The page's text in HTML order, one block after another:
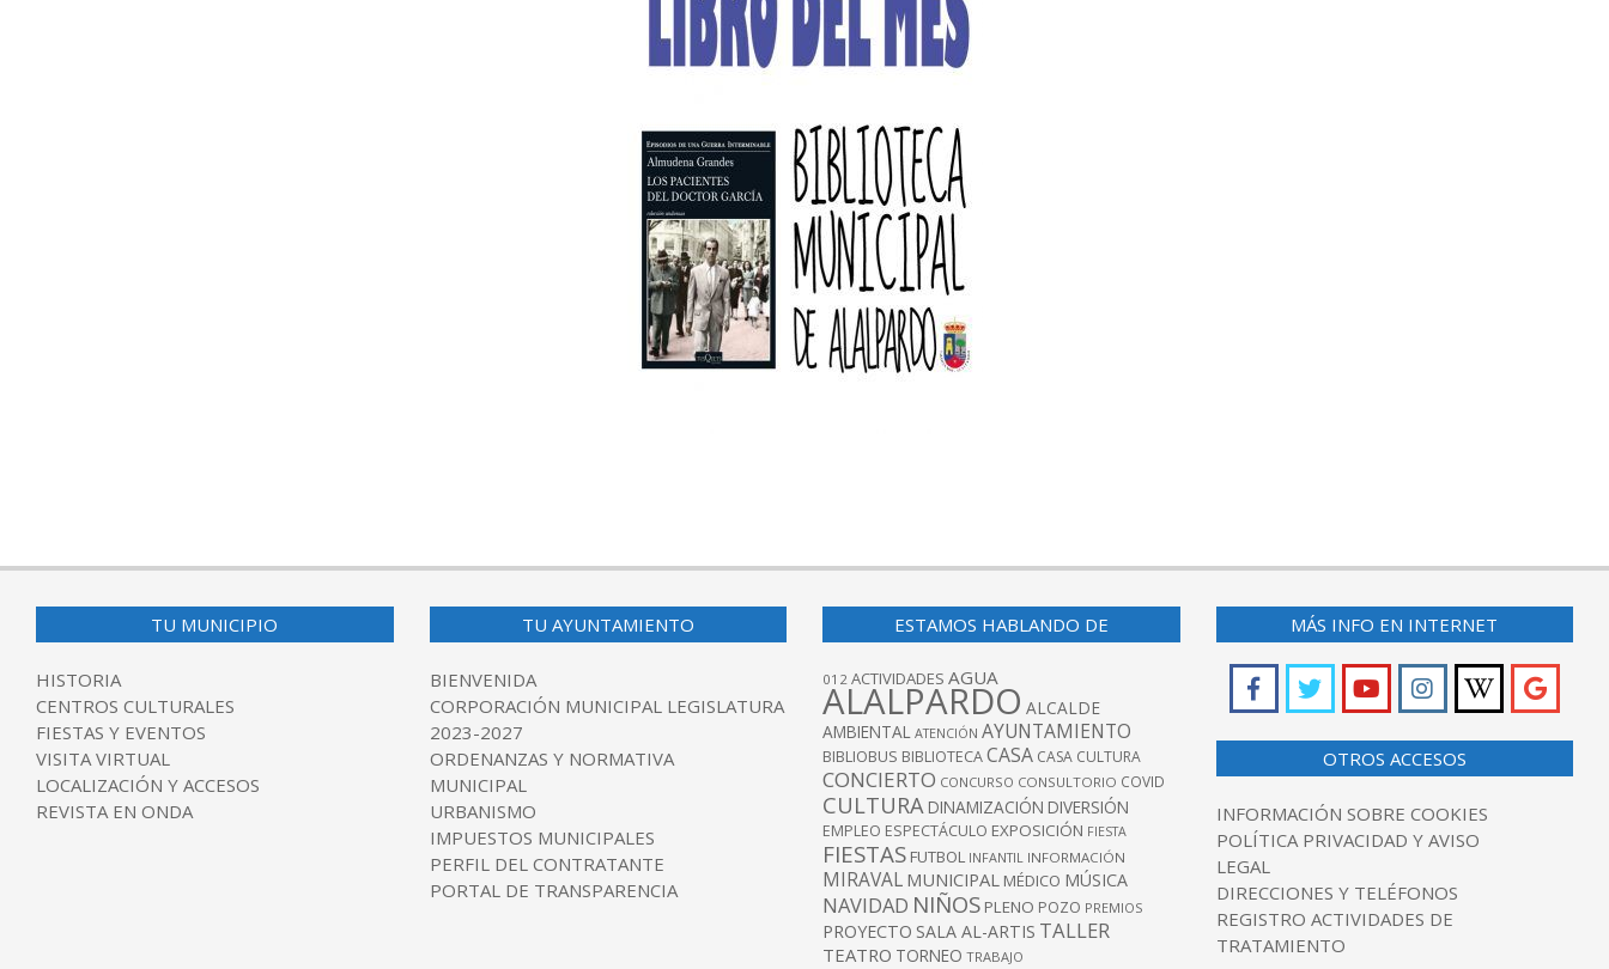
12-
TU MUNICIPIO
HISTORIA
CENTROS CULTURALES
FIESTAS Y EVENTOS
VISITA VIRTUAL
LOCALIZACIÓN Y ACCESOS
REVISTA EN ONDA
TU AYUNTAMIENTO
BIENVENIDA
CORPORACIÓN MUNICIPAL LEGISLATURA
2023-2027
ORDENANZAS Y NORMATIVA
MUNICIPAL
URBANISMO
IMPUESTOS MUNICIPALES
PERFIL DEL CONTRATANTE
PORTAL DE TRANSPARENCIA
ESTAMOS HABLANDO DE
012 ACTIVIDADES AGUA
ALALPARDO ALCALDE
AMBIENTAL ATENCIÓN AYUNTAMIENTO
BIBLIOBUS BIBLIOTECACASA CASA CULTURA
CONCIERTO CONCURSO CONSULTORIO COVID
CULTURA DINAMIZACIÓN DIVERSIÓN
EMPLEO ESPECTÁCULO EXPOSICIÓN FIESTA
FIESTAS FUTBOL INFANTIL INFORMACIÓN
MIRAVAL MUNICIPAL MÉDICO MÚSICA
NAVIDAD NIÑOS PLENO POZO PREMIOS
PROYECTO SALA AL-ARTIS TALLER
TEATRO TORNEO TRABAJO
MÁS INFO EN INTERNET
OTROS ACCESOS
INFORMACIÓN SOBRE COOKIES
POLÍTICA PRIVACIDAD Y AVISO
LEGAL
DIRECCIONES Y TELÉFONOS
REGISTRO ACTIVIDADES DE
TRATAMIENTO